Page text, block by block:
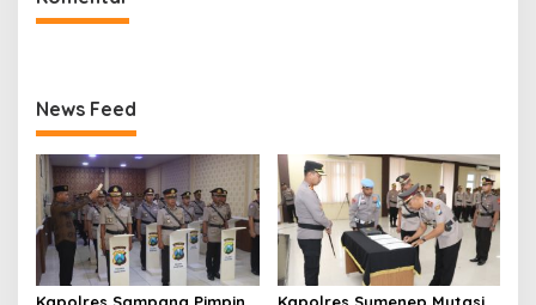
News Feed